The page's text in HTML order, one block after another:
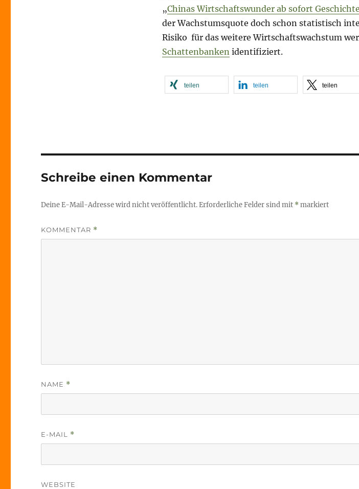
„Chinas Wirtschaftswunder ab sofort
der Wachstumsquote doch schon statistisch
Risiko für das weitere Wirtschaftswachstum
Schattenbanken identifiziert.
teilen teilen teilen
Schreibe einen Kommentar
Deine E-Mail-Adresse wird nicht veröffentlicht.Erforderliche Felder sind mit *markiert
KOMMENTAR *
NAME *
E-MAIL *
WEBSITE